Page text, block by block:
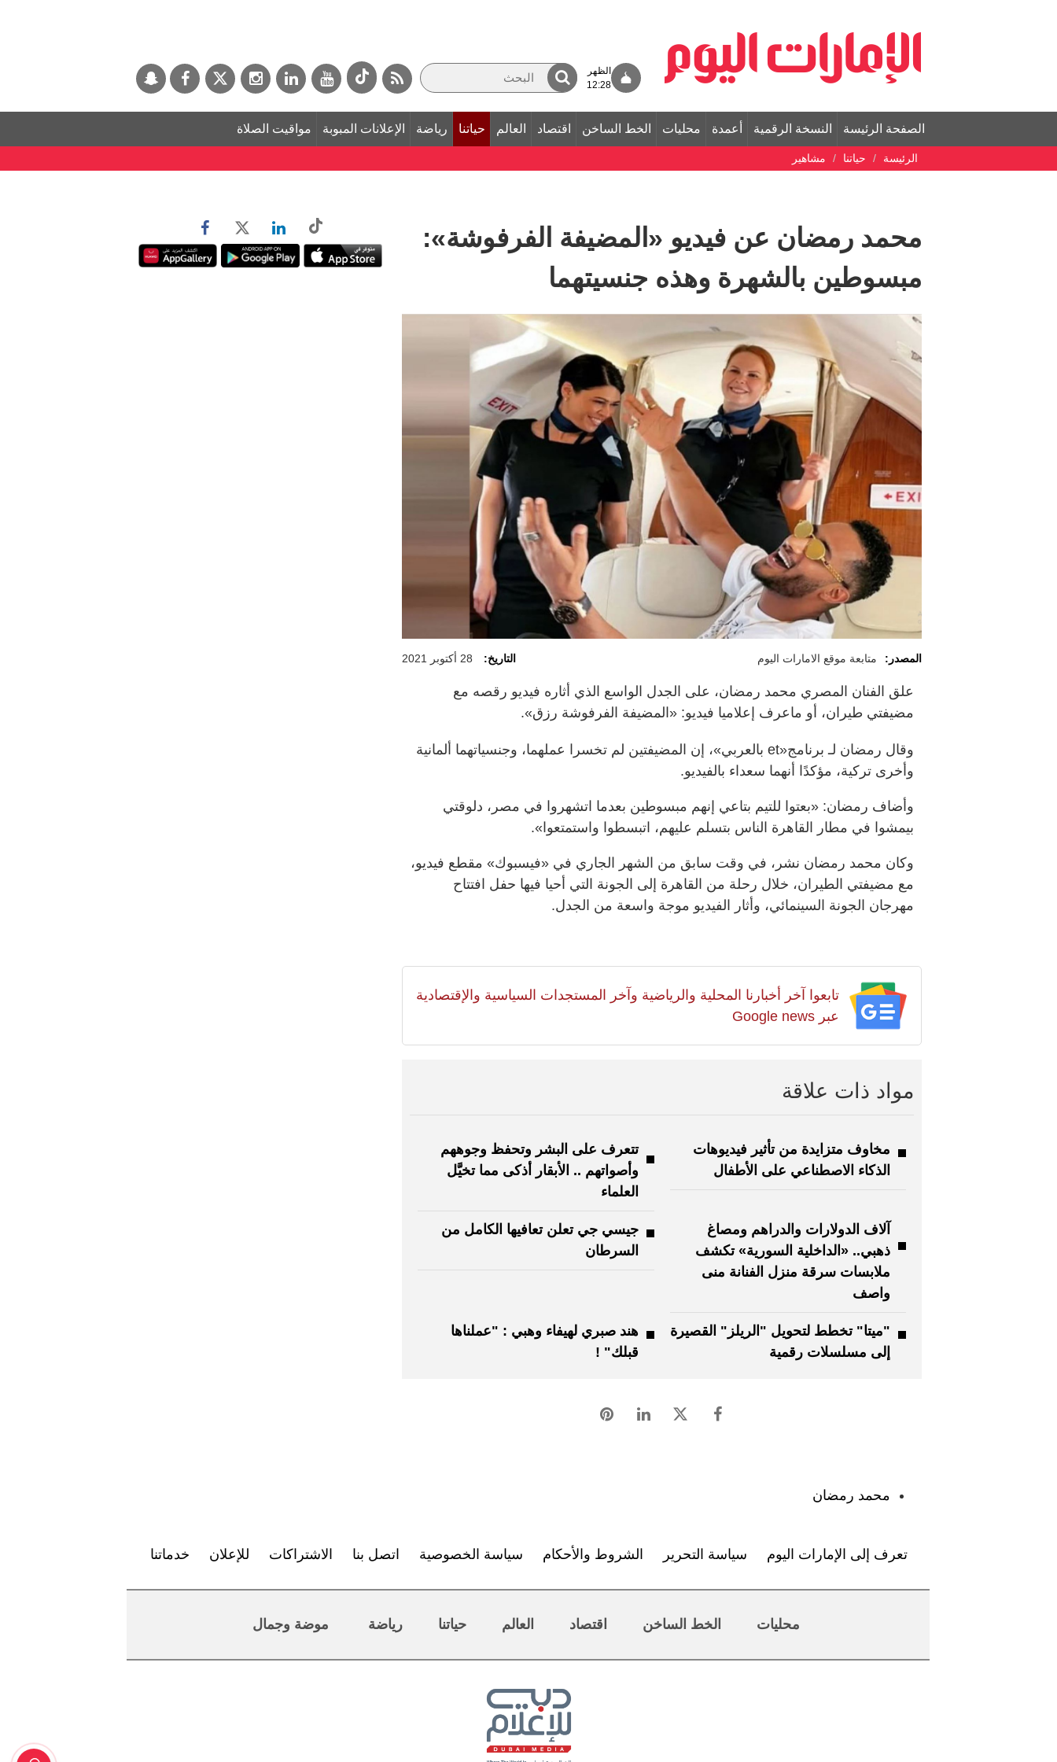
الظهر
12:28
الصفحة الرئيسة النسخة الرقمية أعمدة محليات الخط الساخن اقتصاد العالم حياتنا رياضة الإعلانات المبوبة مواقيت الصلاة
الرئيسة حياتنا مشاهير
محمد رمضان عن فيديو «المضيفة الفرفوشة»:
مبسوطين بالشهرة وهذه جنسيتهما
المصدر: متابعة موقع الامارات اليوم التاريخ: 28 أكتوبر 2021
علق الفنان المصري محمد رمضان، على الجدل الواسع الذي أثاره فيديو رقصه مع
مضيفتي طيران، أو ماعرف إعلاميا فيديو: «المضيفة الفرفوشة رزق».
وقال رمضان لـ برنامج«et بالعربي»، إن المضيفتين لم تخسرا عملهما، وجنسياتهما ألمانية
وأخرى تركية، مؤكدًا أنهما سعداء بالفيديو.
وأضاف رمضان: «بعتوا للتيم بتاعي إنهم مبسوطين بعدما اتشهروا في مصر، دلوقتي
بيمشوا في مطار القاهرة الناس بتسلم عليهم، اتبسطوا واستمتعوا».
وكان محمد رمضان نشر، في وقت سابق من الشهر الجاري في «فيسبوك» مقطع فيديو،
مع مضيفتي الطيران، خلال رحلة من القاهرة إلى الجونة التي أحيا فيها حفل افتتاح
مهرجان الجونة السينمائي، وأثار الفيديو موجة واسعة من الجدل.
تابعوا آخر أخبارنا المحلية والرياضية وآخر المستجدات السياسية والإقتصادية
عبر Google news
مواد ذات علاقة
مخاوف متزايدة من تأثير فيديوهات
الذكاء الاصطناعي على الأطفال
تتعرف على البشر وتحفظ وجوههم
وأصواتهم .. الأبقار أذكى مما تخيَّل
العلماء
آلاف الدولارات والدراهم ومصاغ
ذهبي.. «الداخلية السورية» تكشف
ملابسات سرقة منزل الفنانة منى
واصف
جيسي جي تعلن تعافيها الكامل من
السرطان
"ميتا" تخطط لتحويل "الريلز" القصيرة
إلى مسلسلات رقمية
هند صبري لهيفاء وهبي : "عملناها
قبلك" !
محمد رمضان
تعرف إلى الإمارات اليوم سياسة التحرير الشروط والأحكام سياسة الخصوصية اتصل بنا الاشتراكات للإعلان خدماتنا
محليات الخط الساخن اقتصاد العالم حياتنا رياضة موضة وجمال